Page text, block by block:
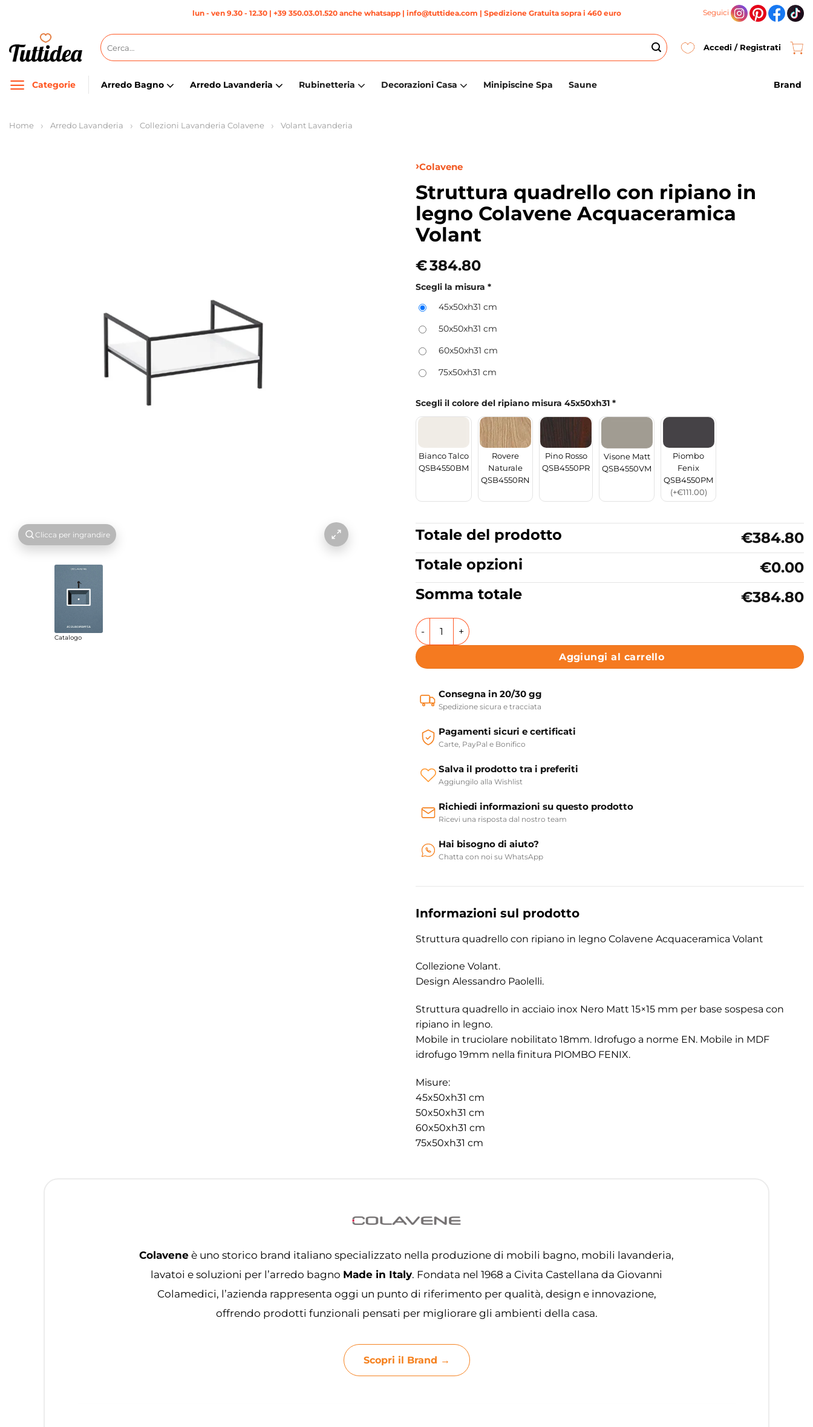
contenuti
lun - ven 9.30 - 12.30 | +39 350.03.01.520 anche whatsapp| info@tuttidea.com | Spedizione Gratuita sopra i 460 euro Seguici
Cerca:
Accedi / Registrati
Categorie Arredo Bagno Arredo Lavanderia Rubinetteria Decorazioni Casa Minipiscine Spa Saune Brand
Home Arredo Lavanderia Collezioni Lavanderia Colavene Volant Lavanderia
Clicca per ingrandire
Catalogo
Colavene
Struttura quadrello con ripiano in
legno Colavene Acquaceramica
Volant
€384.80
Scegli la misura *
45x50xh31 cm
50x50xh31 cm
60x50xh31 cm
75x50xh31 cm
Scegli il colore del ripiano misura 45x50xh31 *
Bianco Talco
QSB4550BM
Rovere
Naturale
QSB4550RN
Pino Rosso
QSB4550PR
Visone Matt
QSB4550VM
Piombo
Fenix
QSB4550PM
(+€111.00)
Totale del prodotto
€384.80
Totale opzioni
€0.00
Somma totale
€384.80
Struttura quadrello con ripiano in legno Colavene Acquaceramica Volant quantità
Aggiungi al carrello
Consegna in 20/30 gg
Spedizione sicura e tracciata
Pagamenti sicuri e certificati
Carte, PayPal e Bonifico
Salva il prodotto tra i preferiti
Aggiungilo alla Wishlist
Richiedi informazioni su questo prodotto
Ricevi una risposta dal nostro team
Hai bisogno di aiuto?
Chatta con noi su WhatsApp
Informazioni sul prodotto
Struttura quadrello con ripiano in legno Colavene Acquaceramica Volant
Collezione Volant.
Design Alessandro Paolelli.
Struttura quadrello in acciaio inox Nero Matt 15×15 mm per base sospesa con
ripiano in legno.
Mobile in truciolare nobilitato 18mm. Idrofugo a norme EN. Mobile in MDF
idrofugo 19mm nella finitura PIOMBO FENIX.
Misure:
45x50xh31 cm
50x50xh31 cm
60x50xh31 cm
75x50xh31 cm
Colavene è uno storico brand italiano specializzato nella produzione di mobili bagno, mobili lavanderia,
lavatoi e soluzioni per l’arredo bagno Made in Italy. Fondata nel 1968 a Civita Castellana da Giovanni
Colamedici, l’azienda rappresenta oggi un punto di riferimento per qualità, design e innovazione,
offrendo prodotti funzionali pensati per migliorare gli ambienti della casa.
Scopri il Brand →